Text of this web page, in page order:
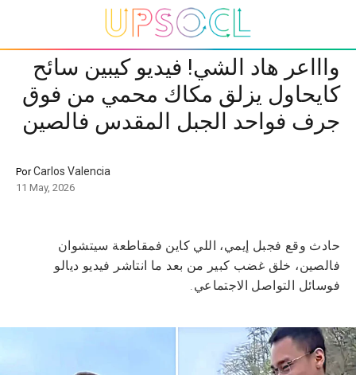
واااعر هاد الشي! فيديو كيبين سائح
كايحاول يزلق مكاك محمي من فوق
جرف فواحد الجبل المقدس فالصين
PorCarlos Valencia
11 May, 2026
حادث وقع فجبل إيمي، اللي كاين فمقاطعة سيتشوان
فالصين، خلق غضب كبير من بعد ما انتاشر فيديو ديالو
فوسائل التواصل الاجتماعي.